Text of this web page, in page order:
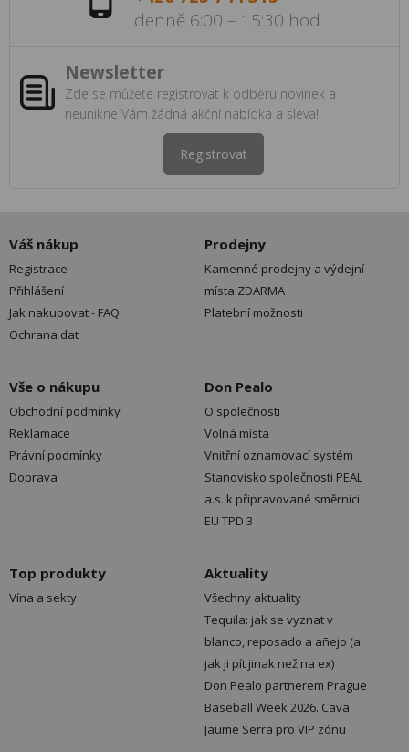
denně 6:00 – 15:30 hod
Newsletter
Zde se můžete registrovat k odběru novinek a
neunikne Vám žádná akční nabídka a sleva!
Registrovat
Váš nákup
Registrace
Přihlášení
Jak nakupovat - FAQ
Ochrana dat
Prodejny
Kamenné prodejny a výdejní
místa ZDARMA
Platební možnosti
Vše o nákupu
Obchodní podmínky
Reklamace
Právní podmínky
Doprava
Don Pealo
O společnosti
Volná místa
Vnitřní oznamovací systém
Stanovisko společnosti PEAL
a.s. k připravované směrnici
EU TPD 3
Top produkty
Vína a sekty
Aktuality
Všechny aktuality
Tequila: jak se vyznat v
blanco, reposado a añejo (a
jak ji pít jinak než na ex)
Don Pealo partnerem Prague
Baseball Week 2026. Cava
Jaume Serra pro VIP zónu